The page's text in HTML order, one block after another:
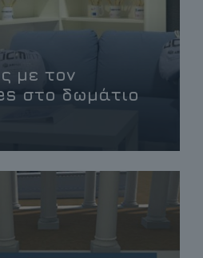
με τον
στο δωμάτιο